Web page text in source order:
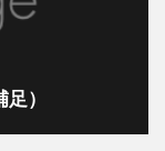
）